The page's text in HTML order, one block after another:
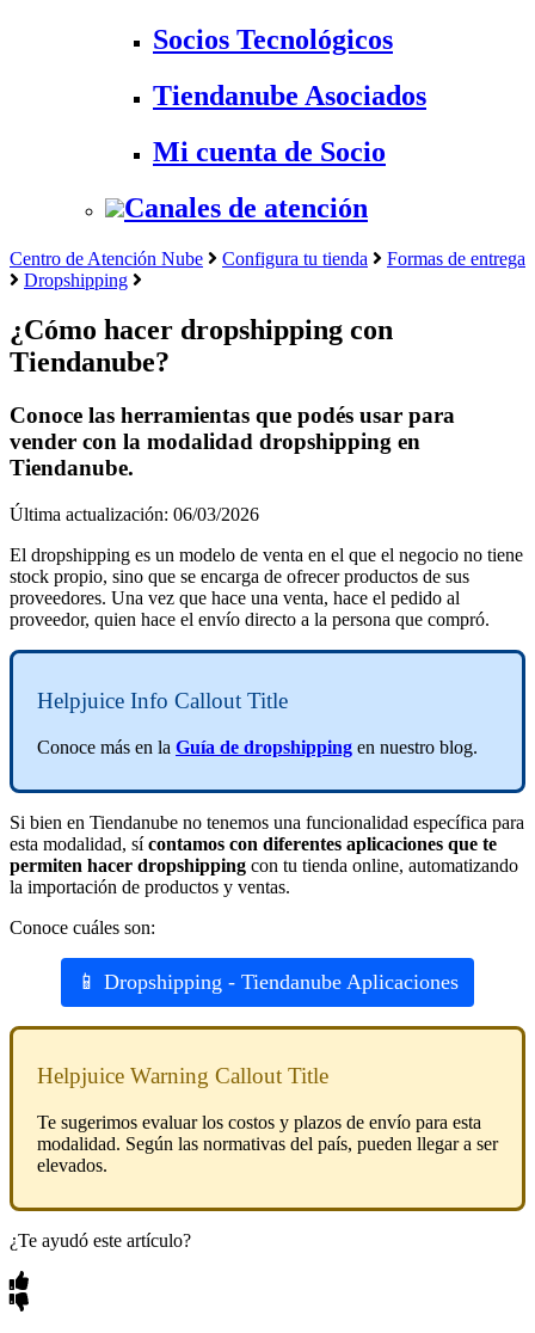
Socios Tecnológicos
Tiendanube Asociados
Mi cuenta de Socio
Canales de atención
Centro de Atención Nube Configura tu tienda
Formas de entrega
Dropshipping
¿Cómo hacer dropshipping con
Tiendanube?
Conoce las herramientas que podés usar para
vender con la modalidad dropshipping en
Tiendanube.
Última actualización: 06/03/2026
El dropshipping es un modelo de venta en el que el negocio no tiene
stock propio, sino que se encarga de ofrecer productos de sus
proveedores. Una vez que hace una venta, hace el pedido al
proveedor, quien hace el envío directo a la persona que compró.
Helpjuice Info Callout Title
Conoce más en la Guía de dropshipping en nuestro blog.
Si bien en Tiendanube no tenemos una funcionalidad específica para
esta modalidad, sícontamos con diferentes aplicaciones que te
permiten hacer dropshipping con tu tienda online, automatizando
la importación de productos y ventas.
Conoce cuáles son:
📱 Dropshipping - Tiendanube Aplicaciones
Helpjuice Warning Callout Title
Te sugerimos evaluar los costos y plazos de envío para esta
modalidad. Según las normativas del país, pueden llegar a ser
elevados.
¿Te ayudó este artículo?